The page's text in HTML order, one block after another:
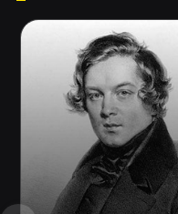
CD，及製作雲
朋友的歡迎。出
Infinite首席四重
節」亮相，並完
重奏的創舉。
專輯《調和的靈
（Editor's